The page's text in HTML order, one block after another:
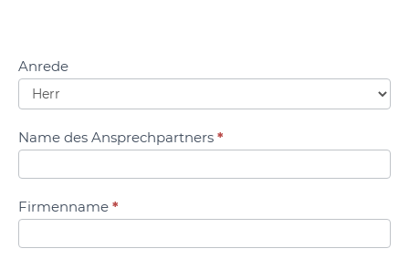
Anrede
Name des Ansprechpartners *
Firmenname *